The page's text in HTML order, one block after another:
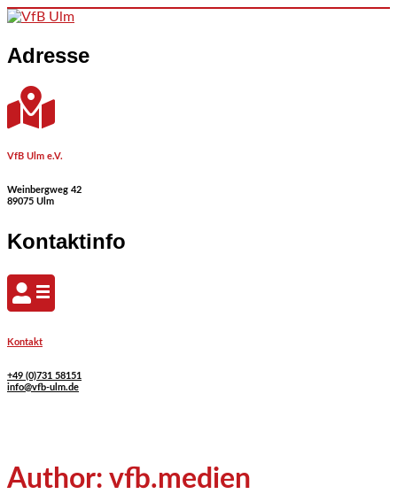
Skip to content
Adresse
VfB Ulm e.V.
Weinbergweg 42
89075 Ulm
Kontaktinfo
Kontakt
+49 (0)731 58151
info@vfb-ulm.de
Author: vfb.medien